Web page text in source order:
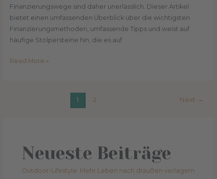
Finanzierungswege sind daher unerlässlich. Dieser Artikel
bietet einen umfassenden Überblick über die wichtigsten
Finanzierungsmethoden, umfassende Tipps und weist auf
häufige Stolpersteine hin, die es auf
Read More »
1 2 Next →
Neueste Beiträge
Outdoor-Lifestyle: Mehr Leben nach draußen verlagern